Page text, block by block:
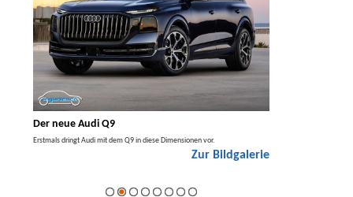
Der neue Audi Q9
Erstmals dringt Audi mit dem Q9 in diese Dimensionen vor.
Zur Bildgalerie